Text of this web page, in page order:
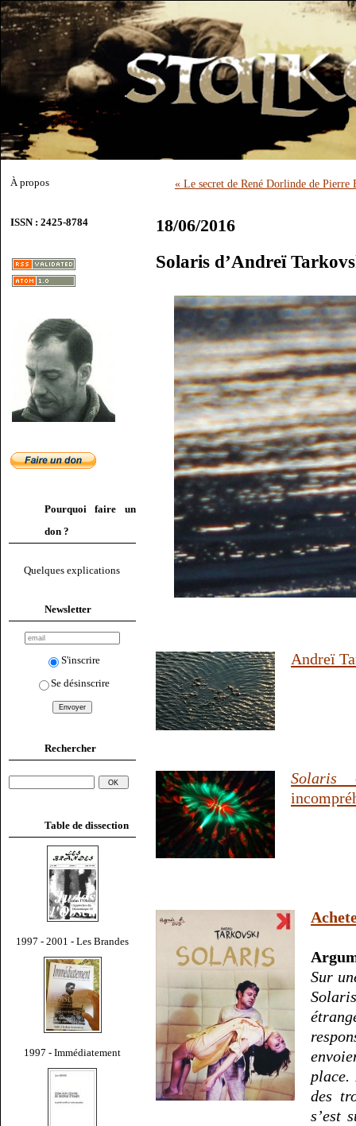
À propos
ISSN : 2425-8784
Pourquoi faire un
don ?
Quelques explications
Newsletter
S'inscrire
Se désinscrire
Rechercher
Table de dissection
1997 - 2001 - Les Brandes
1997 - Immédiatement
« Le secret de René Dorlinde de Pierre
18/06/2016
Solaris d’Andreï
Andreï
Solaris
Sur
place.
des
s’est